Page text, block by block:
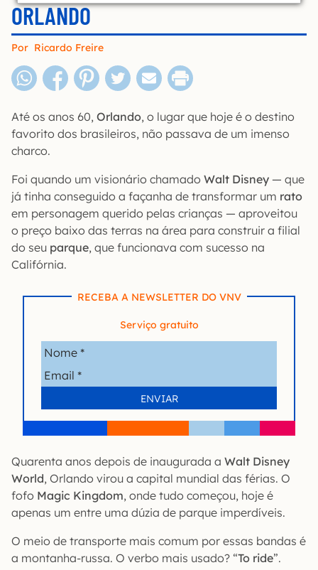
ORLANDO
Por Ricardo Freire
Até os anos 60, Orlando, o lugar que hoje é o destino
favorito dos brasileiros, não passava de um imenso
charco.
Foi quando um visionário chamado Walt Disney — que
já tinha conseguido a façanha de transformar um rato
em personagem querido pelas crianças — aproveitou
o preço baixo das terras na área para construir a filial
do seu parque, que funcionava com sucesso na
Califórnia.
RECEBA A NEWSLETTER DO VNV
Serviço gratuito
Quarenta anos depois de inaugurada a Walt Disney
World, Orlando virou a capital mundial das férias. O
fofo Magic Kingdom, onde tudo começou, hoje é
apenas um entre uma dúzia de parque imperdíveis.
O meio de transporte mais comum por essas bandas é
a montanha-russa. O verbo mais usado? “To ride”.